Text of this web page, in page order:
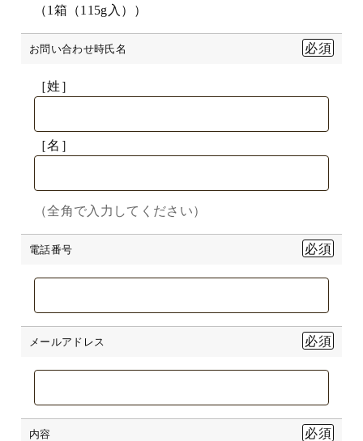
（1箱（115g入））
お問い合わせ時氏名
［姓］
［名］
（全角で入力してください）
電話番号
メールアドレス
内容